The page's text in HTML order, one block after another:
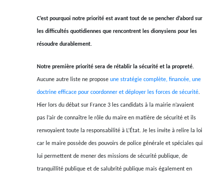
C’est pourquoi notre priorité est avant tout de se pencher d’abord sur
les difficultés quotidiennes que rencontrent les dionysiens pour les
résoudre durablement.
Notre première priorité sera de rétablir la sécurité et la propreté.
Aucune autre liste ne propose une stratégie complète, financée, une
doctrine efficace pour coordonner et déployer les forces de sécurité.
Hier lors du débat sur France 3 les candidats à la mairie n’avaient
pas l’air de connaître le rôle du maire en matière de sécurité et ils
renvoyaient toute la responsabilité à L’État. Je les invite à relire la loi
car le maire possède des pouvoirs de police générale et spéciales qui
lui permettent de mener des missions de sécurité publique, de
tranquillité publique et de salubrité publique mais également en